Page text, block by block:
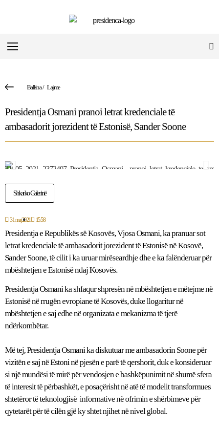
Ballina/ Lajme
Presidentja Osmani pranoi letrat kredenciale të
ambasadorit jorezident të Estonisë, Sander Soone
Shkarko Galerinë
31 maj 2021 15:58
Presidentja e Republikës së Kosovës, Vjosa Osmani, ka pranuar sot
letrat kredenciale të ambasadorit jorezident të Estonisë në Kosovë,
Sander Soone, të cilit i ka uruar mirëseardhje dhe e ka falënderuar për
mbështetjen e Estonisë ndaj Kosovës.
Presidentja Osmani ka shfaqur shpresën në mbështetjen e mëtejme në
Estonisë në rrugën evropiane të Kosovës, duke llogaritur në
mbështetjen e saj edhe në organizata e mekanizma të tjerë
ndërkombëtar.
Më tej, Presidentja Osmani ka diskutuar me ambasadorin Soone për
vizitën e saj në Estoni në pjesën e parë të qershorit, duk e konsideruar
si një mundësi të mirë për vendosjen e bashkëpunimit në shumë sfera
të interesit të përbashkët, e posaçërisht në atë të modelit transformues
shtetëror të teknologjisë informative në ofrimin e shërbimeve për
qytetarët për të cilën gjë ky shtet njihet në nivel global.